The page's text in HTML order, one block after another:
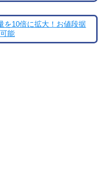
を10倍に拡大！お値段据
能